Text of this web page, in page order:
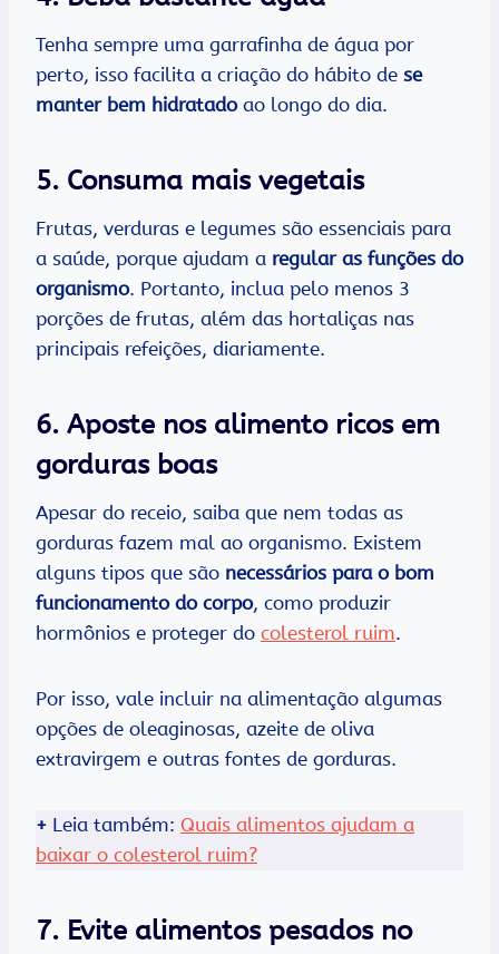
Tenha sempre uma garrafinha de água por
perto, isso facilita a criação do hábito de se
manter bem hidratadoao longo do dia.
5. Consuma mais vegetais
Frutas, verduras e legumes são essenciais para
a saúde, porque ajudam a regular as funções do
organismo. Portanto, inclua pelo menos 3
porções de frutas, além das hortaliças nas
principais refeições, diariamente.
6. Aposte nos alimento ricos em
gorduras boas
Apesar do receio, saiba que nem todas as
gorduras fazem mal ao organismo. Existem
alguns tipos que são necessários para o bom
funcionamento do corpo, como produzir
hormônios e proteger do colesterol ruim.
Por isso, vale incluir na alimentação algumas
opções de oleaginosas, azeite de oliva
extravirgem e outras fontes de gorduras.
+ Leia também: Quais alimentos ajudam a
baixar o colesterol ruim?
7. Evite alimentos pesados no